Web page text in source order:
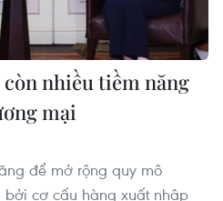
nhiều tiềm năng
mại
để mở rộng quy mô
cơ cấu hàng xuất nhập